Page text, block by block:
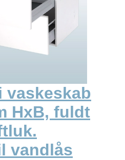
vaskeskab
HxB, fuldt
vandlås